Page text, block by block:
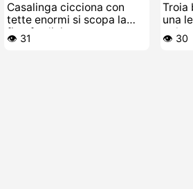
Casalinga cicciona con
tette enormi si scopa la
figa fradicia
👁️ 31
Troia
una
pelosa
👁️ 30